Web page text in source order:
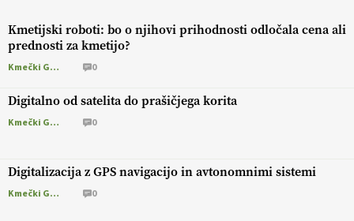
Kmetijski roboti: bo o njihovi prihodnosti odločala cena ali
prednosti za kmetijo?
Kmečki Glas 0
Digitalno od satelita do prašičjega korita
Kmečki Glas 0
Digitalizacija z GPS navigacijo in avtonomnimi sistemi
Kmečki Glas 0